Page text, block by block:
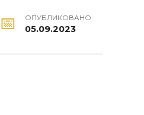
ОПУБЛИКОВАНО
05.09.2023